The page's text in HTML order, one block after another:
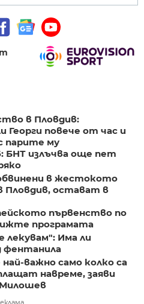
в Пловдив:
Георги повече от час и
парите му
БНТ излъчва още пет
в жестокото
Пловдив, остават в
първенство по
програмата
лекувам": Има ли
фентанила
важно само колко са
навреме, заяви